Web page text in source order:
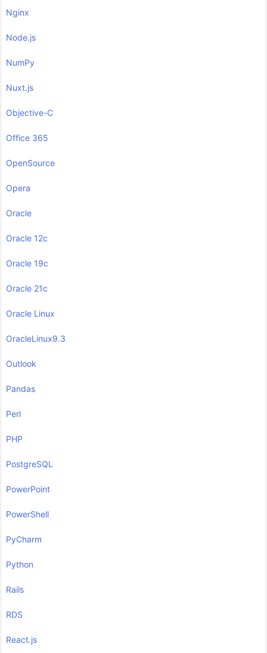
Nginx
Node.js
NumPy
Nuxt.js
Objective-C
Office 365
OpenSource
Opera
Oracle
Oracle 12c
Oracle 19c
Oracle 21c
Oracle Linux
OracleLinux9.3
Outlook
Pandas
Perl
PHP
PostgreSQL
PowerPoint
PowerShell
PyCharm
Python
Rails
RDS
React.js